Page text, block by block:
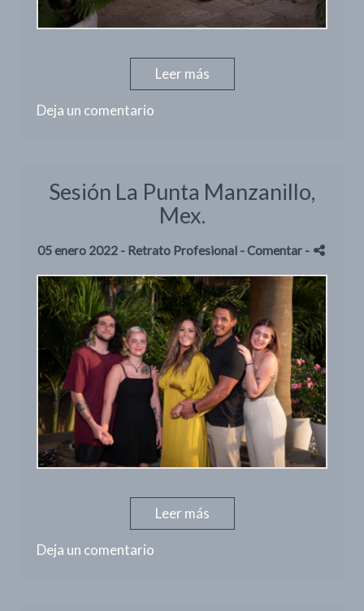
Leer más
Deja un comentario
Sesión La Punta Manzanillo,
Mex.
05 enero 2022 - Retrato Profesional - Comentar -
Leer más
Deja un comentario